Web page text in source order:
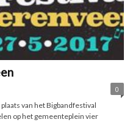
0
van het Bigbandfestival
op het gemeenteplein vier